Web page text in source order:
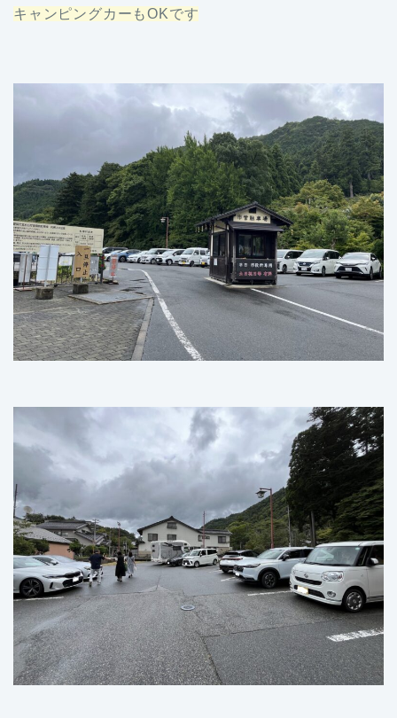
キャンピングカーもOKです